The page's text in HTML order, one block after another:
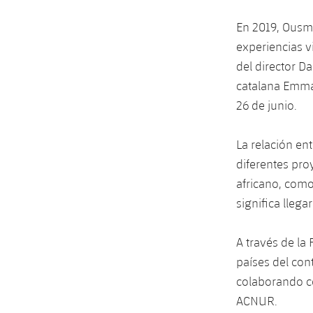
En 2019,
experiencias
del director
catalana
26 de junio.
La relación
diferentes
africano,
significa
A través de la
países del
colaborando
ACNUR.